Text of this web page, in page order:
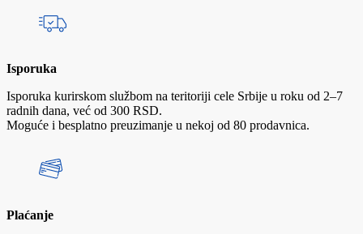
Isporuka
Isporuka kurirskom službom na teritoriji cele Srbije u roku od 2–7
radnih dana, već od 300 RSD.
Moguće i besplatno preuzimanje u nekoj od 80 prodavnica.
Plaćanje